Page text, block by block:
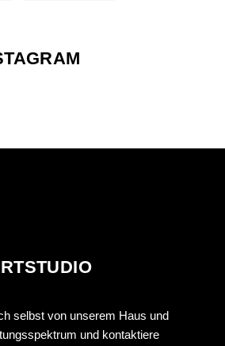
selbst von unserem Haus und
und kontaktiere